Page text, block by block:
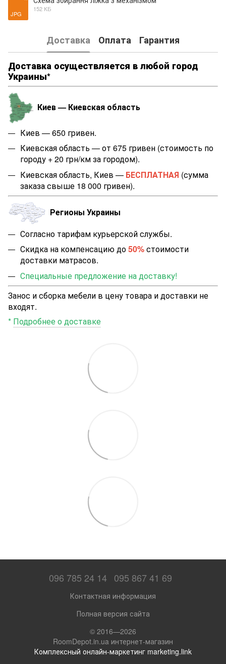
JPG
152 КБ
Доставка Оплата
Гарантия
Доставка осуществляется в любой город
Украины*
Киев — Киевская область
Киев — 650 гривен.
Киевская область — от 675 гривен (стоимость по
городу + 20 грн/км за городом).
Киевская область, Киев — БЕСПЛАТНАЯ (сумма
заказа свыше 18 000 гривен).
Регионы Украины
Согласно тарифам курьерской службы.
Скидка на компенсацию до50%стоимости
доставки матрасов.
Специальные предложение на доставку!
Занос и сборка мебели в цену товара и доставки не
входят.
* Подробнее о доставке
096 785 24 14 095 867 41 69
Контактная информация
Полная версия сайта
© 2016—2026
RoomDepot.in.ua интернет-магазин
Комплексный онлайн-маркетинг marketing.link